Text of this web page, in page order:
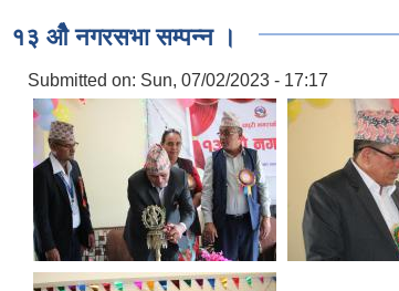
१३ औैैे‌ नगरसभा सम्पन्न ।
Submitted on: Sun, 07/02/2023 - 17:17